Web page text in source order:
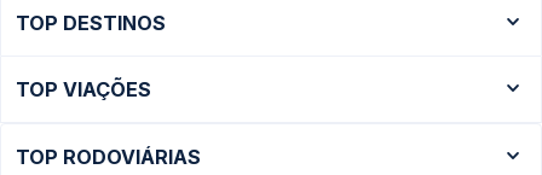
TOP DESTINOS
Ônibus São Paulo
TOP VIAÇÕES
TOP RODOVIÁRIAS